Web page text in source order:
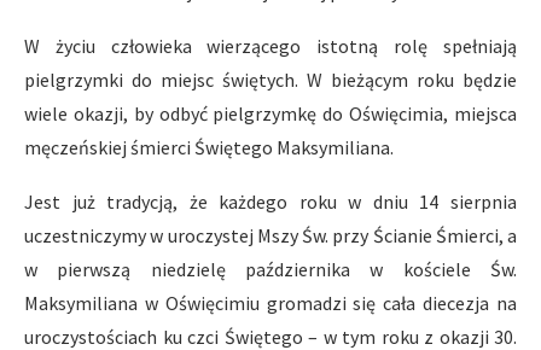
W życiu człowieka wierzącego istotną rolę spełniają
pielgrzymki do miejsc świętych. W bieżącym roku będzie
wiele okazji, by odbyć pielgrzymkę do Oświęcimia, miejsca
męczeńskiej śmierci Świętego Maksymiliana.
Jest już tradycją, że każdego roku w dniu 14 sierpnia
uczestniczymy w uroczystej Mszy Św. przy Ścianie Śmierci, a
w pierwszą niedzielę października w kościele Św.
Maksymiliana w Oświęcimiu gromadzi się cała diecezja na
uroczystościach ku czci Świętego – w tym roku z okazji 30.